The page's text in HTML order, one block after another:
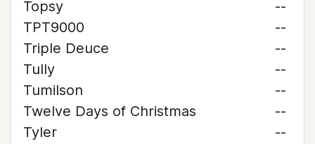
Topsy
--
TPT9000
--
Triple Deuce
--
Tully
--
Tumilson
--
Twelve Days of Christmas
--
Tyler
--